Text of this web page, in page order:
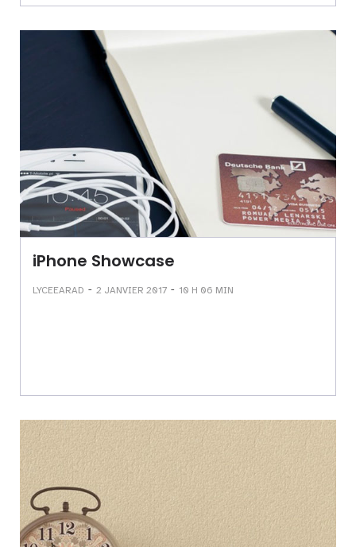
iPhone Showcase
LYCEEARAD - 2 JANVIER 2017 - 10 H 06 MIN